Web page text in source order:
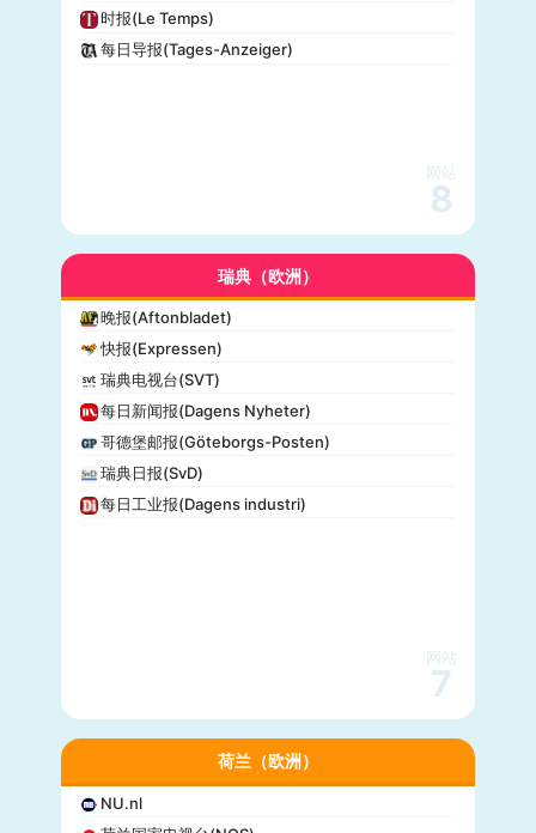
时报(Le Temps)
每日导报(Tages-Anzeiger)
网站
8
瑞典（欧洲）
晚报(Aftonbladet)
快报(Expressen)
瑞典电视台(SVT)
每日新闻报(Dagens Nyheter)
哥德堡邮报(Göteborgs-Posten)
瑞典日报(SvD)
每日工业报(Dagens industri)
网站
7
荷兰（欧洲）
NU.nl